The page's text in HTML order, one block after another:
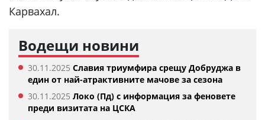
Карвахал.
Водещи новини
30.11.2025 Славия триумфира срещу Добруджа в
един от най-атрактивните мачове за сезона
30.11.2025 Локо (Пд) с информация за феновете
преди визитата на ЦСКА